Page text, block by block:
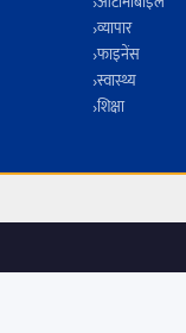
व्यापार
फाइनेंस
स्वास्थ्य
शिक्षा